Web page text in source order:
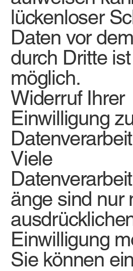
lückenloser
Daten vor
durch Dritte
möglich.
Widerruf Ihrer
Einwilligung
Viele
änge sind nur
Einwilligung
Sie können